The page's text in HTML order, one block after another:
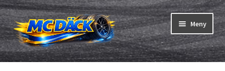
Hoppa
till
navigering
Hoppa
till
innehåll
Meny
Däck